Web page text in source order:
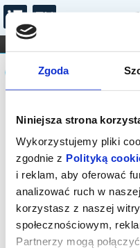
Zgoda
Niniejsza strona
Wykorzystujemy pliki
zgodnie z Polityką
i reklam, aby oferować
analizować ruch w
korzystasz z naszej
społecznościowym,
Partnerzy mogą
FILHARMONIA OPERA
DLA DZIECI
Komunikat
Sprzedaż biletów
została